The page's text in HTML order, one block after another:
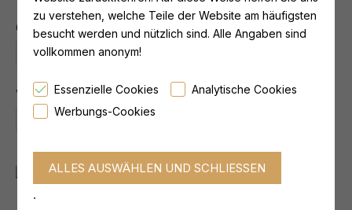
Geschmack
Tropical
Variante
200g
zu verstehen, welche Teile der Website am häufigsten
besucht werden und nützlich sind. Alle Angaben sind
vollkommen anonym!
Essenzielle Cookies
Analytische Cookies
Werbungs-Cookies
.